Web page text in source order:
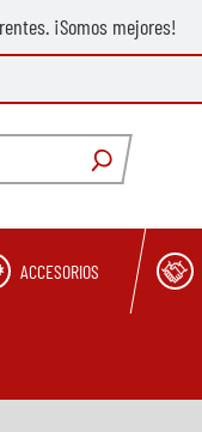
¡Somos mejores!
ACCESORIOS